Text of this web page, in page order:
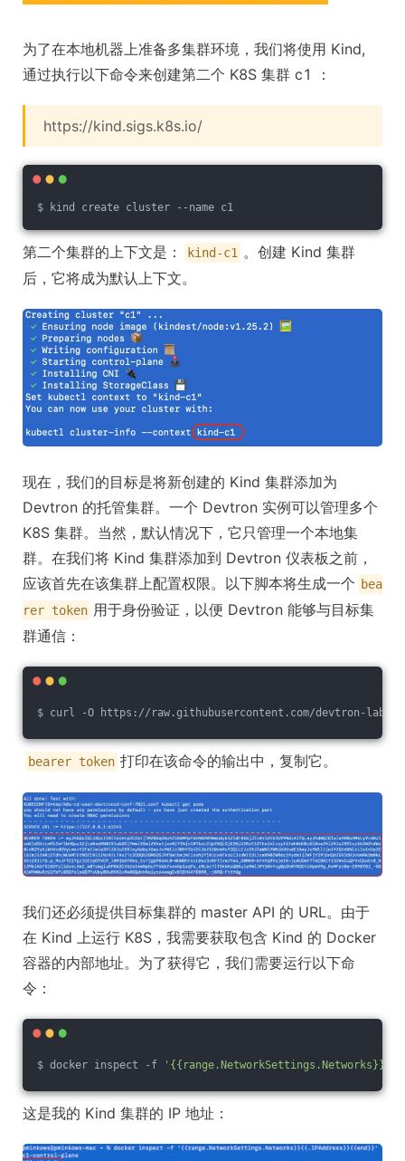
为了在本地机器上准备多集群环境，我们将使用 Kind,
通过执行以下命令来创建第二个 K8S 集群 c1 ：
https://kind.sigs.k8s.io/
$ kind create cluster --name c1
第二个集群的上下文是： kind-c1
。创建 Kind 集群
后，它将成为默认上下文。
现在，我们的目标是将新创建的 Kind 集群添加为
Devtron 的托管集群。一个 Devtron 实例可以管理多个
K8S 集群。当然，默认情况下，它只管理一个本地集
群。在我们将 Kind 集群添加到 Devtron 仪表板之前，
应该首先在该集群上配置权限。以下脚本将生成一个 bea
rer token 用于身份验证，以便 Devtron 能够与目标集
群通信：
$ curl -O https://raw.githubusercontent.com/devtron-labs/
bearer token 打印在该命令的输出中，复制它。
我们还必须提供目标集群的 master API 的 URL。由于
在 Kind 上运行 K8S，我需要获取包含 Kind 的 Docker
容器的内部地址。为了获得它，我们需要运行以下命
令：
$ docker inspect -f
这是我的 Kind 集群的 IP 地址：